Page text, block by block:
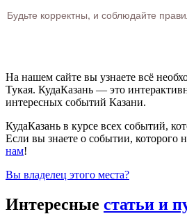
Будьте корректны, и соблюдайте
На нашем сайте вы узнаете всё
Тукая. КудаКазань — это
интересных событий Казани.
КудаКазань в курсе всех событий,
Если вы знаете о событии, которого
нам!
Вы владелец этого места?
Интересные статьи и